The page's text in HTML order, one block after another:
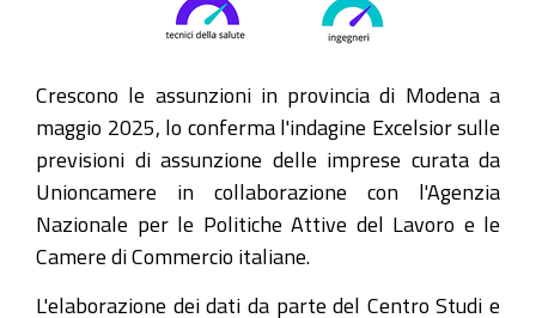
Crescono le assunzioni in provincia di Modena a
maggio 2025, lo conferma l'indagine Excelsior sulle
previsioni di assunzione delle imprese curata da
Unioncamere in collaborazione con l'Agenzia
Nazionale per le Politiche Attive del Lavoro e le
Camere di Commercio italiane.
L'elaborazione dei dati da parte del Centro Studi e